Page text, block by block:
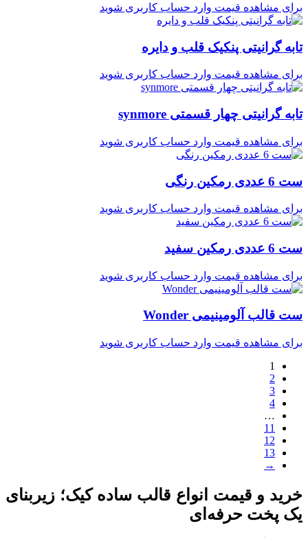
برای مشاهده قیمت وارد حساب کاربری شوید
تابه گرانیتی پنکیک قلب و دایره
برای مشاهده قیمت وارد حساب کاربری شوید
تابه گرانیتی چهار قسمتی synmore
برای مشاهده قیمت وارد حساب کاربری شوید
ست 6 عددی رمکین رنگی
برای مشاهده قیمت وارد حساب کاربری شوید
ست 6 عددی رمکین سفید
برای مشاهده قیمت وارد حساب کاربری شوید
ست قالب آلومینیمی Wonder
برای مشاهده قیمت وارد حساب کاربری شوید
1
2
3
4
…
11
12
13
→
خرید و قیمت انواع قالب ساده کیک؛ زیربنای
یک پخت حرفه‌ای